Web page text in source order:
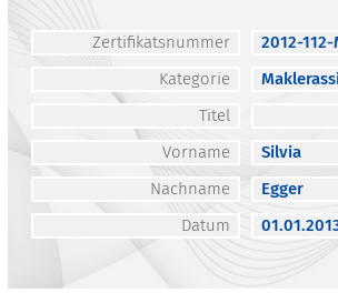
Zertifikatsnummer
2012-112-
Kategorie
Titel
Vorname
Silvia
Nachname
Egger
Datum